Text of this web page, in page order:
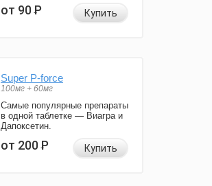
от 90Р Купить
Super P-force
100мг + 60мг
Самые популярные препараты
в одной таблетке — Виагра и
Дапоксетин.
от 200Р Купить